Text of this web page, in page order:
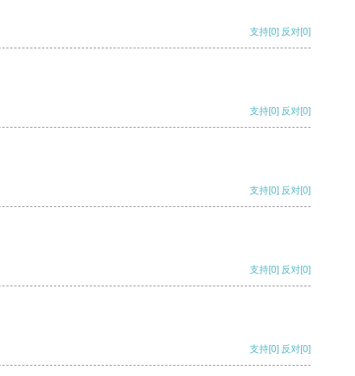
支持[0] 反对[0]
支持[0] 反对[0]
支持[0] 反对[0]
支持[0] 反对[0]
支持[0] 反对[0]